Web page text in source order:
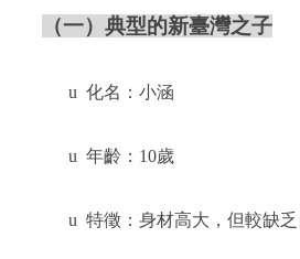
（一）典型的新臺灣之子
u 化名：小涵
u 年齡： 10歲
u 特徵：身材高大，但較缺